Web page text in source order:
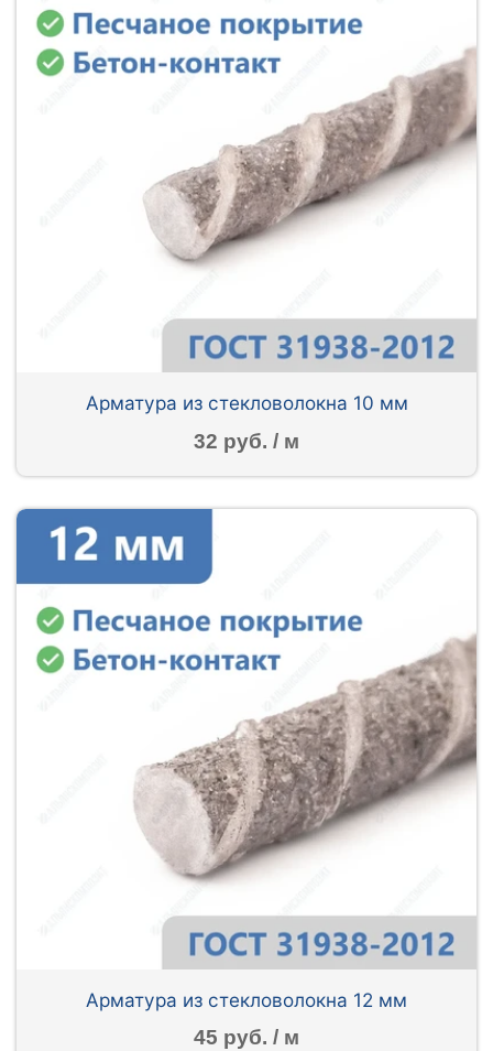
Арматура из стекловолокна 10 мм
32 руб. / м
Арматура из стекловолокна 12 мм
45 руб. / м